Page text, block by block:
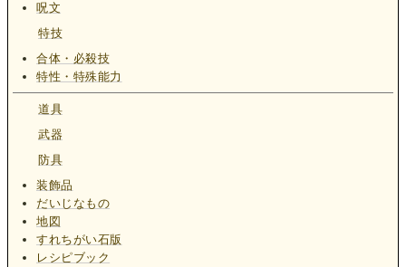
呪文
特技
合体・必殺技
特性・特殊能力
道具
武器
防具
装飾品
だいじなもの
地図
すれちがい石版
レシピブック